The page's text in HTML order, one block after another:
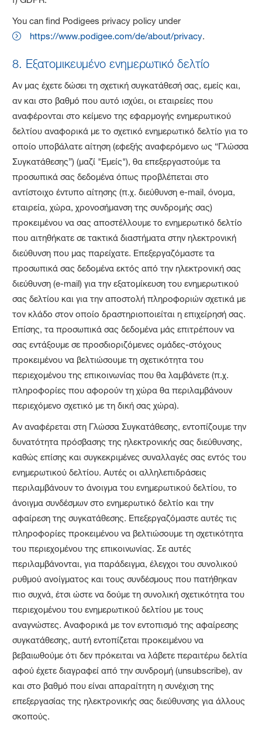
You can find Podigees privacy policy under
https://www.podigee.com/de/about/privacy.
8. Εξατομικευμένο ενημερωτικό δελτίο
Αν μας έχετε δώσει τη σχετική συγκατάθεσή σας, εμείς και,
αν και στο βαθμό που αυτό ισχύει, οι εταιρείες που
αναφέρονται στο κείμενο της εφαρμογής ενημερωτικού
δελτίου αναφορικά με το σχετικό ενημερωτικό δελτίο για το
οποίο υποβάλατε αίτηση (εφεξής αναφερόμενο ως “Γλώσσα
Συγκατάθεσης”) (μαζί "Εμείς"), θα επεξεργαστούμε τα
προσωπικά σας δεδομένα όπως προβλέπεται στο
αντίστοιχο έντυπο αίτησης (π.χ. διεύθυνση e-mail, όνομα,
εταιρεία, χώρα, χρονοσήμανση της συνδρομής σας)
προκειμένου να σας αποστέλλουμε το ενημερωτικό δελτίο
που αιτηθήκατε σε τακτικά διαστήματα στην ηλεκτρονική
διεύθυνση που μας παρείχατε. Επεξεργαζόμαστε τα
προσωπικά σας δεδομένα εκτός από την ηλεκτρονική σας
διεύθυνση (e-mail) για την εξατομίκευση του ενημερωτικού
σας δελτίου και για την αποστολή πληροφοριών σχετικά με
τον κλάδο στον οποίο δραστηριοποιείται η επιχείρησή σας.
Επίσης, τα προσωπικά σας δεδομένα μάς επιτρέπουν να
σας εντάξουμε σε προσδιοριζόμενες ομάδες-στόχους
προκειμένου να βελτιώσουμε τη σχετικότητα του
περιεχομένου της επικοινωνίας που θα λαμβάνετε (π.χ.
πληροφορίες που αφορούν τη χώρα θα περιλαμβάνουν
περιεχόμενο σχετικό με τη δική σας χώρα).
Αν αναφέρεται στη Γλώσσα Συγκατάθεσης, εντοπίζουμε την
δυνατότητα πρόσβασης της ηλεκτρονικής σας διεύθυνσης,
καθώς επίσης και συγκεκριμένες συναλλαγές σας εντός του
ενημερωτικού δελτίου. Αυτές οι αλληλεπιδράσεις
περιλαμβάνουν το άνοιγμα του ενημερωτικού δελτίου, το
άνοιγμα συνδέσμων στο ενημερωτικό δελτίο και την
αφαίρεση της συγκατάθεσης. Επεξεργαζόμαστε αυτές τις
πληροφορίες προκειμένου να βελτιώσουμε τη σχετικότητα
του περιεχομένου της επικοινωνίας. Σε αυτές
περιλαμβάνονται, για παράδειγμα, έλεγχοι του συνολικού
ρυθμού ανοίγματος και τους συνδέσμους που πατήθηκαν
πιο συχνά, έτσι ώστε να δούμε τη συνολική σχετικότητα του
περιεχομένου του ενημερωτικού δελτίου με τους
αναγνώστες. Αναφορικά με τον εντοπισμό της αφαίρεσης
συγκατάθεσης, αυτή εντοπίζεται προκειμένου να
βεβαιωθούμε ότι δεν πρόκειται να λάβετε περαιτέρω δελτία
αφού έχετε διαγραφεί από την συνδρομή (unsubscribe), αν
και στο βαθμό που είναι απαραίτητη η συνέχιση της
επεξεργασίας της ηλεκτρονικής σας διεύθυνσης για άλλους
σκοπούς.